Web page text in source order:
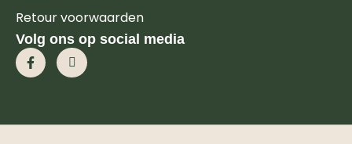
Retour voorwaarden
Volg ons op social media